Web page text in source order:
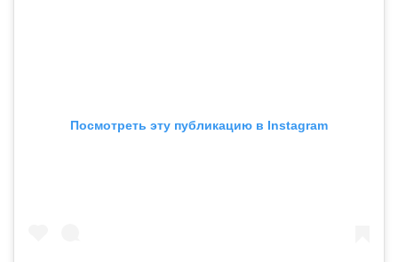
Посмотреть эту публикацию в Instagram